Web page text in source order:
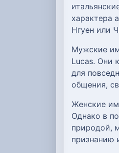
характера
Нгуен или
Мужские
Lucas. Они
для
общения,
Женские
Однако в
природой,
признанию